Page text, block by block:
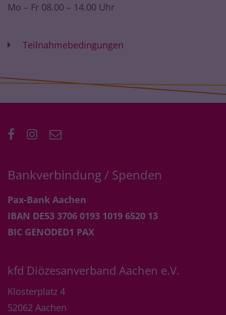
Mo – Fr 08.00 – 14.00 Uhr
Teilnahmebedingungen
Bankverbindung / Spenden
Pax-Bank Aachen
IBAN DE53 3706 0193 1019 6520 13
BIC GENODED1 PAX
kfd Diözesanverband Aachen e.V.
Klosterplatz 4
52062 Aachen